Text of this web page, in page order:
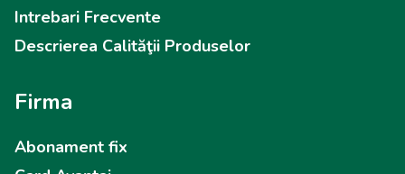
Intrebari Frecvente
Descrierea Calităţii Produselor
Firma
Abonament fix